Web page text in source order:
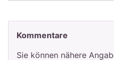
Kommentare
Sie können nähere